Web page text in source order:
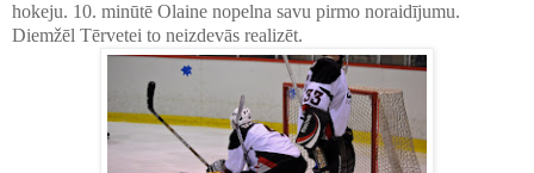
hokeju. 10. minūtē Olaine nopelna savu pirmo noraidījumu.
Diemžēl Tērvetei to neizdevās realizēt.